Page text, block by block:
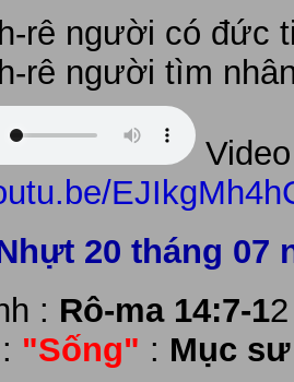
rê người có đức
rê người tìm
Video
20 tháng 07
: Rô-ma 14:7-12
"Sống" : Mục